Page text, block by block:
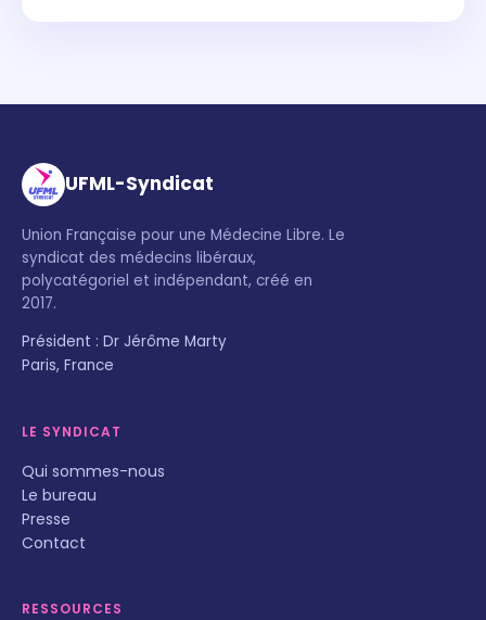
UFML-Syndicat
Union Française pour une Médecine Libre. Le
syndicat des médecins libéraux,
polycatégoriel et indépendant, créé en
2017.
Président : Dr Jérôme Marty
Paris, France
LE SYNDICAT
Qui sommes-nous
Le bureau
Presse
Contact
RESSOURCES